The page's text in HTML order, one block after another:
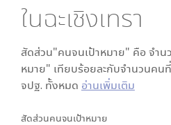
ในฉะเชิงเทรา
สัดส่วน"คนจนเป้าหมาย" คือ จำน
หมาย" เทียบร้อยละกับจำนวนคน
จปฐ. ทั้งหมด อ่านเพิ่มเติม
สัดส่วนคนจนเป้าหมาย